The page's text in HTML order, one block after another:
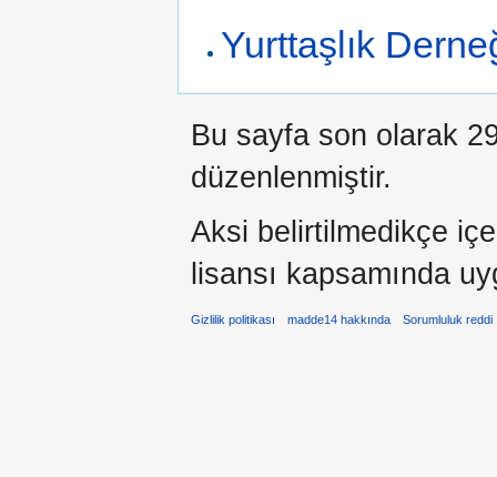
Yurttaşlık
Bu sayfa son olarak
düzenlenmiştir.
Aksi belirtilmedikçe
lisansı kapsamında
Gizlilik politikası madde14 hakkında Sorumluluk reddi